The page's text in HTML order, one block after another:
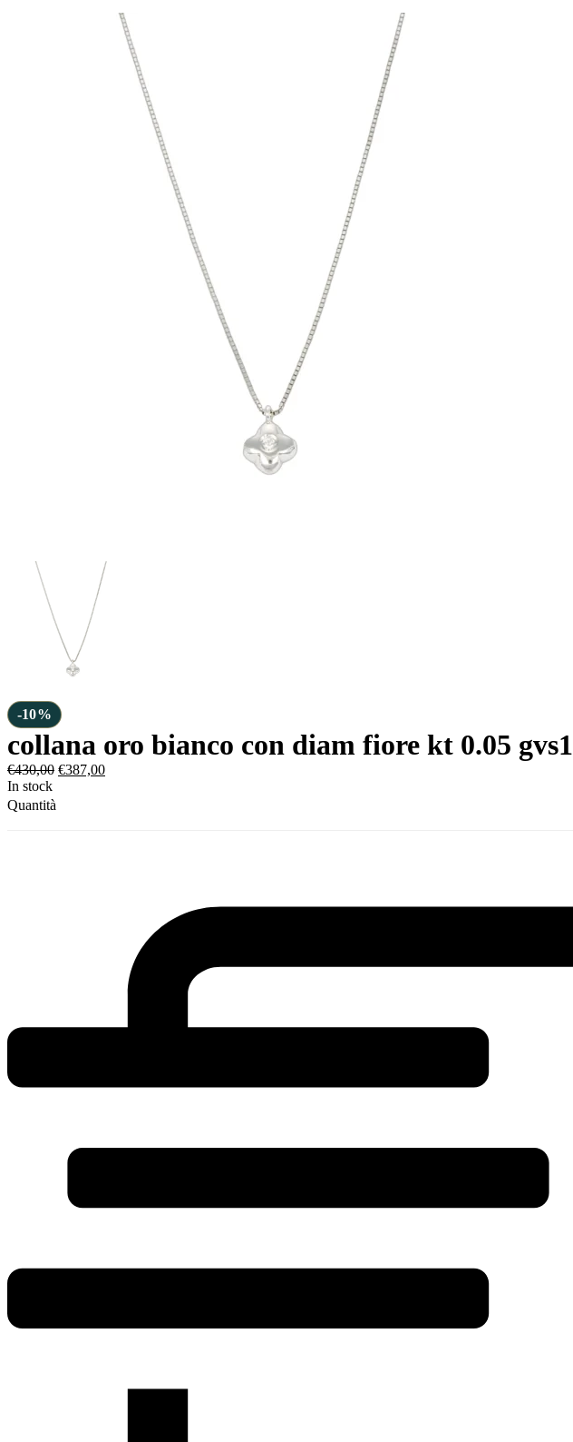
-10%
collana oro bianco con diam fiore kt 0.05 gvs1
€430,00 €387,00
In stock
Quantità